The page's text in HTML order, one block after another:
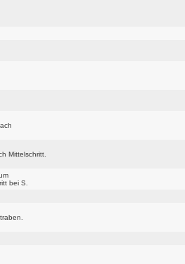
Mittelschritt.
bei S.